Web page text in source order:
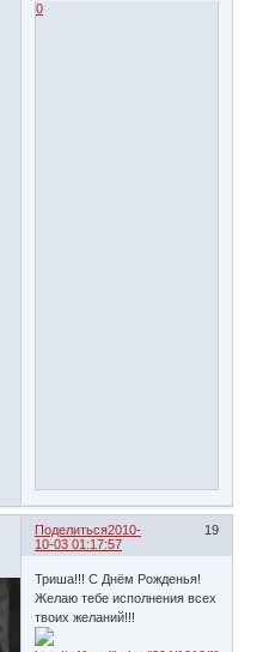
0
Поделиться 19
2010-
10-03 01:17:57
Триша!!! С Днём Рожденья!
Желаю тебе исполнения всех
твоих желаний!!!